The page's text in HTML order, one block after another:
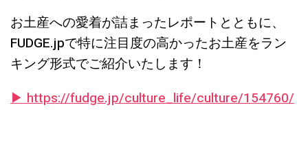
お土産への愛着が詰まったレポートとともに、
FUDGE.jpで特に注目度の高かったお土産をラン
キング形式でご紹介いたします！
▶︎ https://fudge.jp/culture_life/culture/154760/